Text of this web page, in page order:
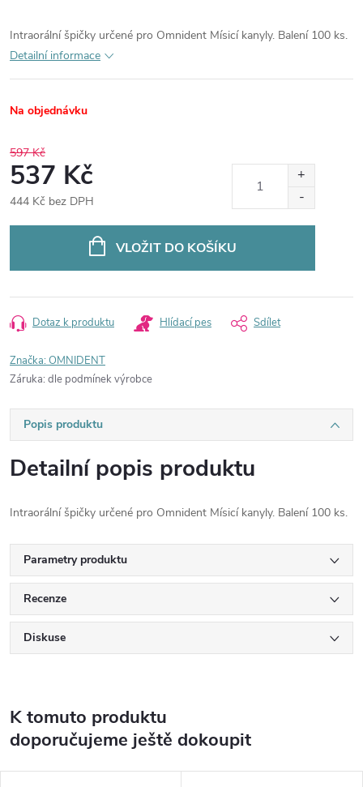
Intraorální špičky určené pro Omnident Mísicí kanyly. Balení 100 ks.
Detailní informace
Na objednávku
597 Kč
537 Kč
444 Kč bez DPH
VLOŽIT DO KOŠÍKU
Dotaz k produktu Hlídací pes Sdílet
Značka:OMNIDENT
Záruka: dle podmínek výrobce
Popis produktu
Detailní popis produktu
Intraorální špičky určené pro Omnident Mísicí kanyly. Balení 100 ks.
Parametry produktu
Recenze
Diskuse
K tomuto produktu
doporučujeme ještě dokoupit